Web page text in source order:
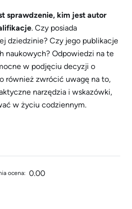
sprawdzenie, kim jest autor
. Czy posiada
dziedzinie? Czy jego publikacje
naukowych? Odpowiedzi na te
w podjęciu decyzji o
również zwrócić uwagę na to,
narzędzia i wskazówki,
w życiu codziennym.
ocena: 0.00